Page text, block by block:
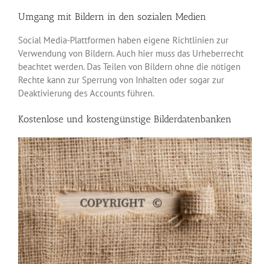
Umgang mit Bildern in den sozialen Medien
Social Media-Plattformen haben eigene Richtlinien zur
Verwendung von Bildern. Auch hier muss das Urheberrecht
beachtet werden. Das Teilen von Bildern ohne die nötigen
Rechte kann zur Sperrung von Inhalten oder sogar zur
Deaktivierung des Accounts führen.
Kostenlose und kostengünstige Bilderdatenbanken